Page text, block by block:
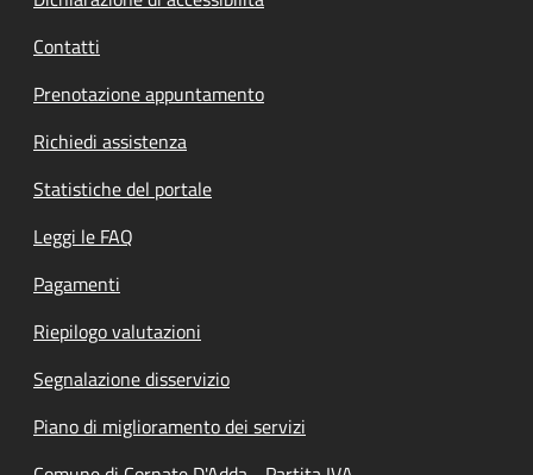
Contatti
Prenotazione appuntamento
Richiedi assistenza
Statistiche del portale
Leggi le FAQ
Pagamenti
Riepilogo valutazioni
Segnalazione disservizio
Piano di miglioramento dei servizi